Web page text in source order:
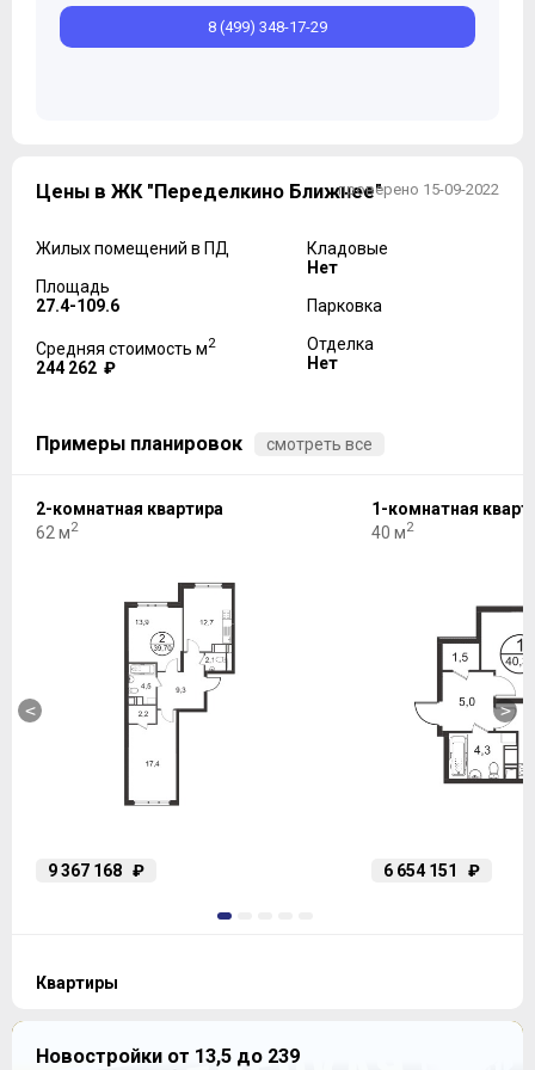
8 (499) 348-17-29
проверено 15-09-2022
Цены в ЖК "Переделкино Ближнее"
Жилых помещений в ПД
Площадь
27.4-109.6
Средняя стоимость м2
244 262 ₽
Кладовые
Нет
Парковка
Отделка
Нет
Примеры планировок смотреть все
<
2-комнатная квартира
62 м2
9 367 168 ₽
1-комнатная
40 м2
6 654 151 ₽
>
1
Квартиры
Новостройки от 13,5 до 239